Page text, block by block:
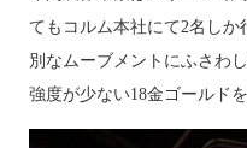
てもコルム本社にて2名しか
別なムーブメントにふさわ
強度が少ない18金ゴールド